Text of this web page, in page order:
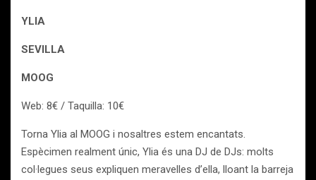
YLIA
SEVILLA
MOOG
Web: 8€ / Taquilla: 10€
Torna Ylia al MOOG i nosaltres estem encantats.
Espècimen realment únic, Ylia és una DJ de DJs: molts
col·legues seus expliquen meravelles d’ella, lloant la barreja